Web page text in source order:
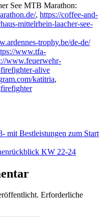
See MTB Marathon:
, https://coffee-and-
mittelrhein-laacher-see-
trophy.be/de-de/
www.tfa-
www.feuerwehr-
alive
katitria,
mit Bestleistungen zum Start
KW 22-24
Erforderliche